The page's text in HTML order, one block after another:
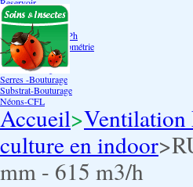
Testeur Hanna Ph
Testeur Hanna Ec
Testeur Hanna Ec/Ph
Température Hygrométrie
Humidificateurs
Pack bouturage
Serres -Bouturage
Substrat-Bouturage
Néons-CFL
Accueil>
culture en indoor>
mm - 615 m3/h